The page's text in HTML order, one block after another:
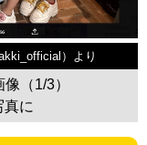
）より
（1/3）
真に